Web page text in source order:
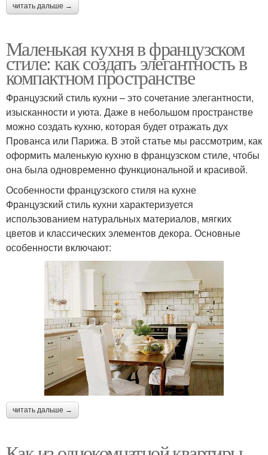
читать дальше →
Маленькая кухня в французском
стиле: как создать элегантность в
компактном пространстве
Французский стиль кухни – это сочетание элегантности,
изысканности и уюта. Даже в небольшом пространстве
можно создать кухню, которая будет отражать дух
Прованса или Парижа. В этой статье мы рассмотрим, как
оформить маленькую кухню в французском стиле, чтобы
она была одновременно функциональной и красивой.
Особенности французского стиля на кухне
Французский стиль кухни характеризуется
использованием натуральных материалов, мягких
цветов и классических элементов декора. Основные
особенности включают:
читать дальше →